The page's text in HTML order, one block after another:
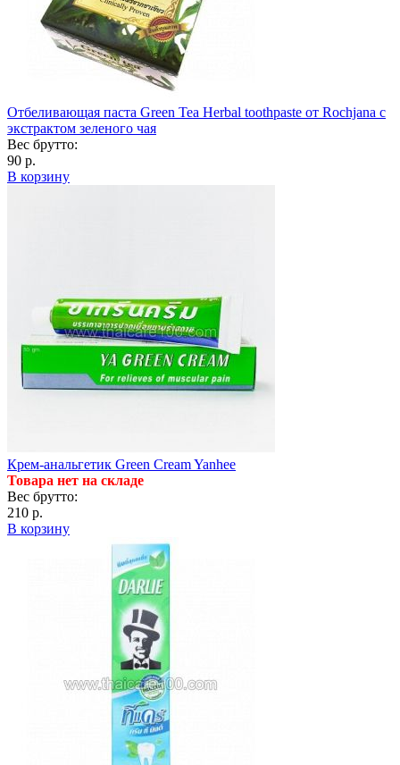
Отбеливающая паста Green Tea Herbal toothpaste от Rochjana с
экстрактом зеленого чая
Вес брутто:
90 р.
В корзину
Крем-анальгетик Green Cream Yanhee
Товара нет на складе
Вес брутто:
210 р.
В корзину